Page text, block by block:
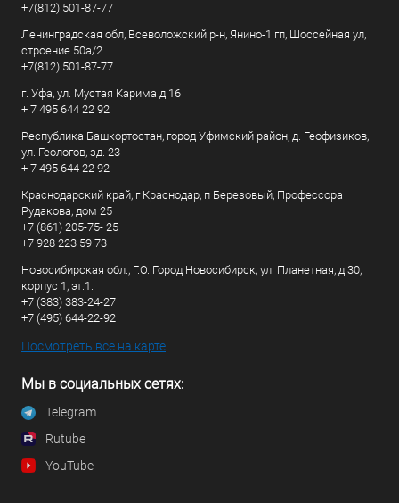
+7(812) 501-87-77
Ленинградская обл, Всеволожский р-н, Янино-1 гп, Шоссейная ул,
строение 50а/2
+7(812) 501-87-77
г. Уфа, ул. Мустая Карима д.16
+ 7 495 644 22 92
Республика Башкортостан, город Уфимский район, д. Геофизиков,
ул. Геологов, зд. 23
+ 7 495 644 22 92
Краснодарский край, г Краснодар, п Березовый, Профессора
Рудакова, дом 25
+7 (861) 205-75- 25
+7 928 223 59 73
Новосибирская обл., Г.О. Город Новосибирск, ул. Планетная, д.30,
корпус 1, эт.1.
+7 (383) 383-24-27
+7 (495) 644-22-92
Посмотреть все на карте
Мы в социальных сетях:
Telegram
Rutube
YouTube